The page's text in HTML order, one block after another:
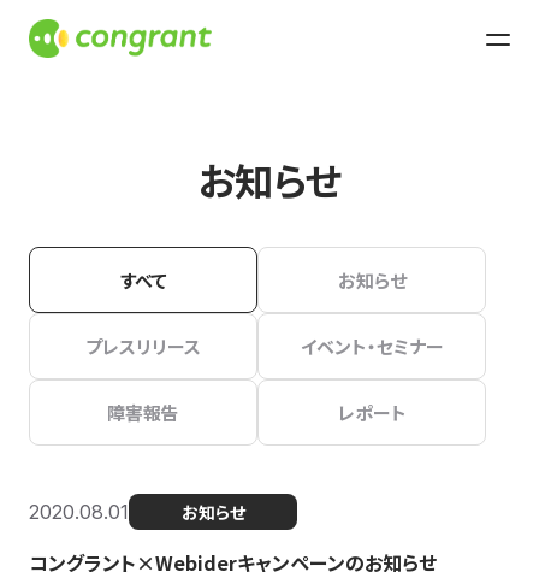
お知らせ
すべて お知らせ
プレスリリース イベント・セミナー
障害報告 レポート
2020.08.01 お知らせ
コングラント×Webiderキャンペーンのお知らせ